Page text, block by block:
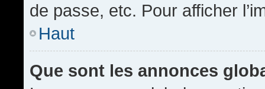
de passe, etc. Pour afficher
Haut
Que sont les annonces